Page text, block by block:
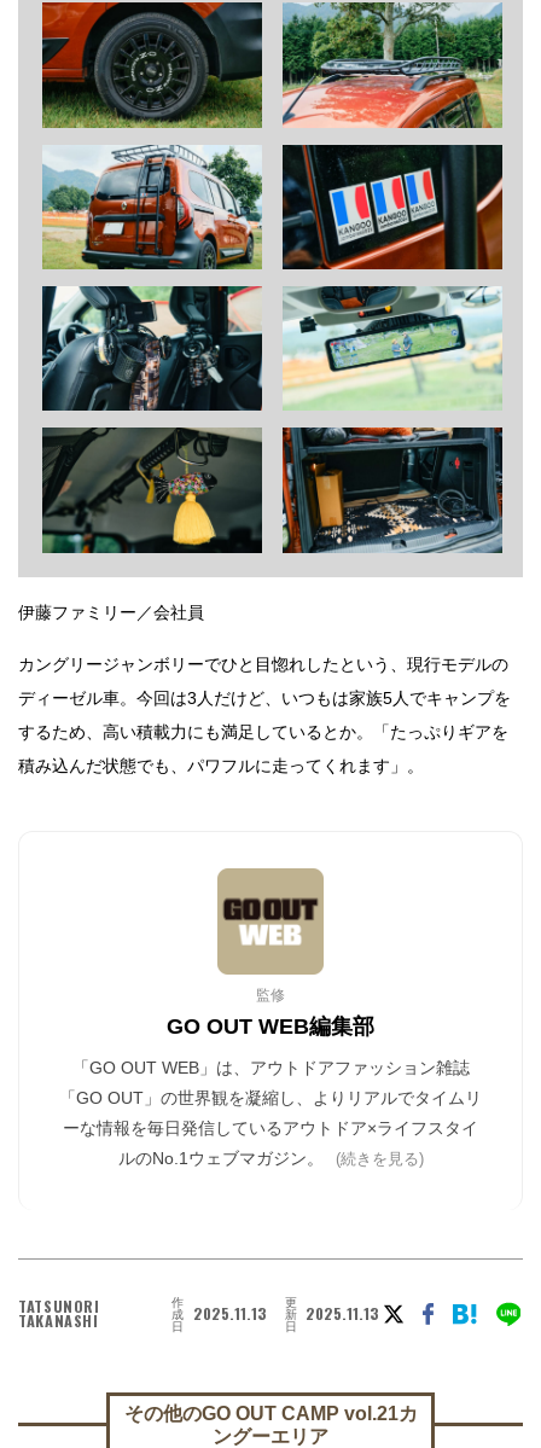
伊藤ファミリー／会社員
カングリージャンボリーでひと目惚れしたという、現行モデルの
ディーゼル車。今回は3人だけど、いつもは家族5人でキャンプを
するため、高い積載力にも満足しているとか。「たっぷりギアを
積み込んだ状態でも、パワフルに走ってくれます」。
監修
GO OUT WEB編集部
「GO OUT WEB」は、アウトドアファッション雑誌
「GO OUT」の世界観を凝縮し、よりリアルでタイムリ
ーな情報を毎日発信しているアウトドア×ライフスタイ
ルのNo.1ウェブマガジン。
(続きを見る)
TATSUNORI
TAKANASHI
作
成
日
2025.11.13 更
新
日
2025.11.13
その他のGO OUT CAMP vol.21カ
ングーエリア